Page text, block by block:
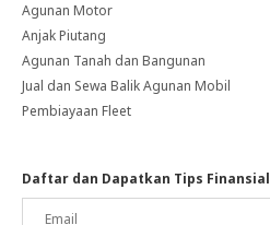
Agunan Motor
Anjak Piutang
Agunan Tanah dan Bangunan
Jual dan Sewa Balik Agunan Mobil
Pembiayaan Fleet
Daftar dan Dapatkan Tips Finansial